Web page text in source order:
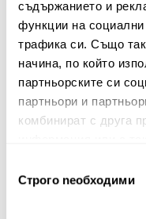
съдържанието и
функции на
трафика си. Също
начина, по който
партньорските си
партньори и
комбинират с друга
наСтрого nеобходими
Име
Вашият коментар: